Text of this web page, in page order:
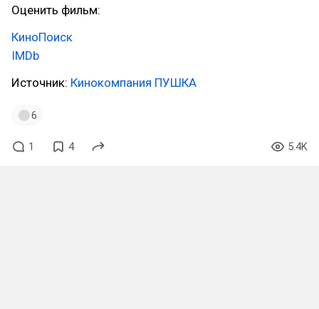
Оценить фильм:
КиноПоиск
IMDb
Источник: Кинокомпания ПУШКА
6
1 4 5.4K